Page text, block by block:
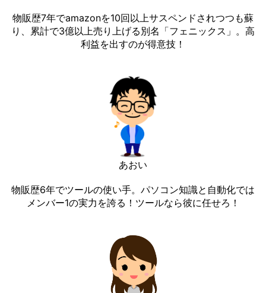
物販歴7年でamazonを10回以上サスペンドされつつも蘇
り、累計で3億以上売り上げる別名「フェニックス」。高
利益を出すのが得意技！
あおい
物販歴6年でツールの使い手。パソコン知識と自動化では
メンバー1の実力を誇る！ツールなら彼に任せろ！